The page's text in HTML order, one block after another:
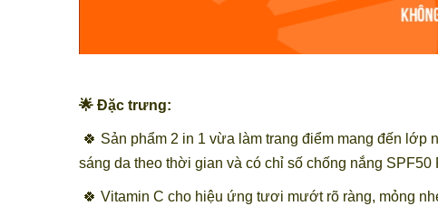
🌟 Đặc trưng:
🍀 Sản phẩm 2 in 1 vừa làm trang điểm mang đến
sáng da theo thời gian và có chỉ số chống nắng
🍀 Vitamin C cho hiệu ứng tươi mướt rõ ràng, mỏng